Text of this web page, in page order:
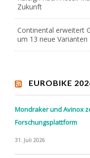
Zukunft
Continental erweitert
um 13 neue Varianten
EUROBIKE
Mondraker und Avinox
Forschungsplattform
31. Juli 2026